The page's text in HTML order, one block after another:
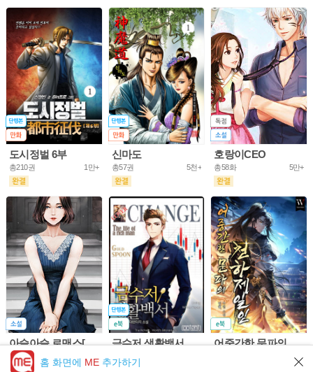
도시정벌 6부
총210권 1만+
신마도
총57권 5천+
호랑이CEO
총58화 5만+
아슬아슬 로맨스[개정판]
총61화
금수저 생활백서 어중간한 문파의 천하제일인
5만+
홈 화면에 ME 추가하기